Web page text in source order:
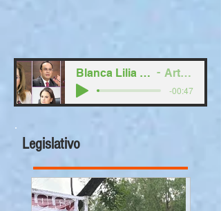
Blanca Lilia Ibarra Cadena Artist Name
-00:47
Legislativo